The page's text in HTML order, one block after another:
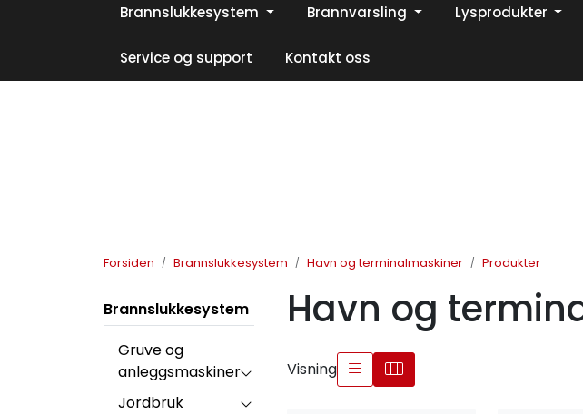
Skip to main content Din ekspert på
Facebook | Instagram | LinkedIn
Brannslukkesystem Brannvarsling Lysprodukter
Service og support Kontakt oss
Forsiden Brannslukkesystem Havn og terminalmaskiner Produkter
Brannslukkesystem
Gruve og
anleggsmaskiner
Jordbruk
Havn og
Visning